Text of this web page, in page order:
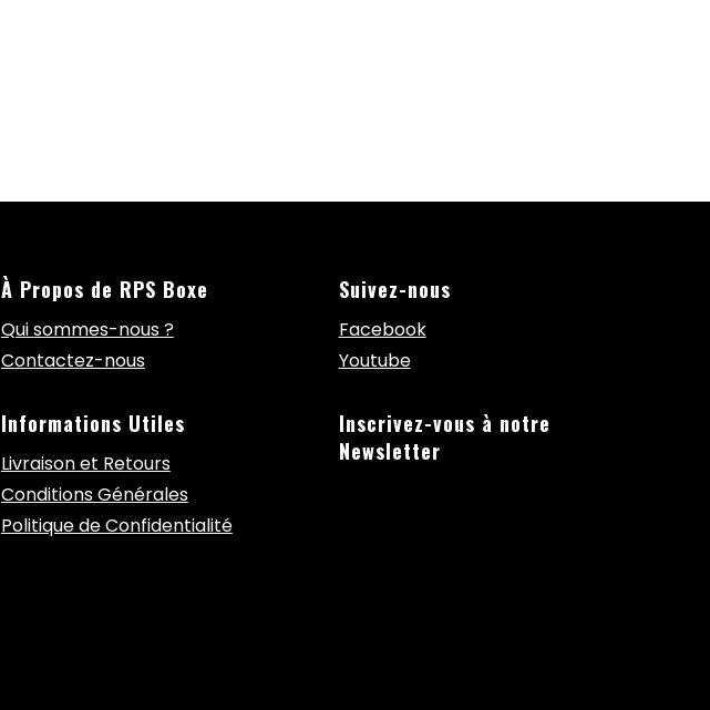
À Propos de RPS Boxe
Qui sommes-nous ?
Contactez-nous
Informations Utiles
Livraison et Retours
Conditions Générales
Politique de Confidentialité
Suivez-nous
Facebook
Youtube
Inscrivez-vous à notre
Newsletter